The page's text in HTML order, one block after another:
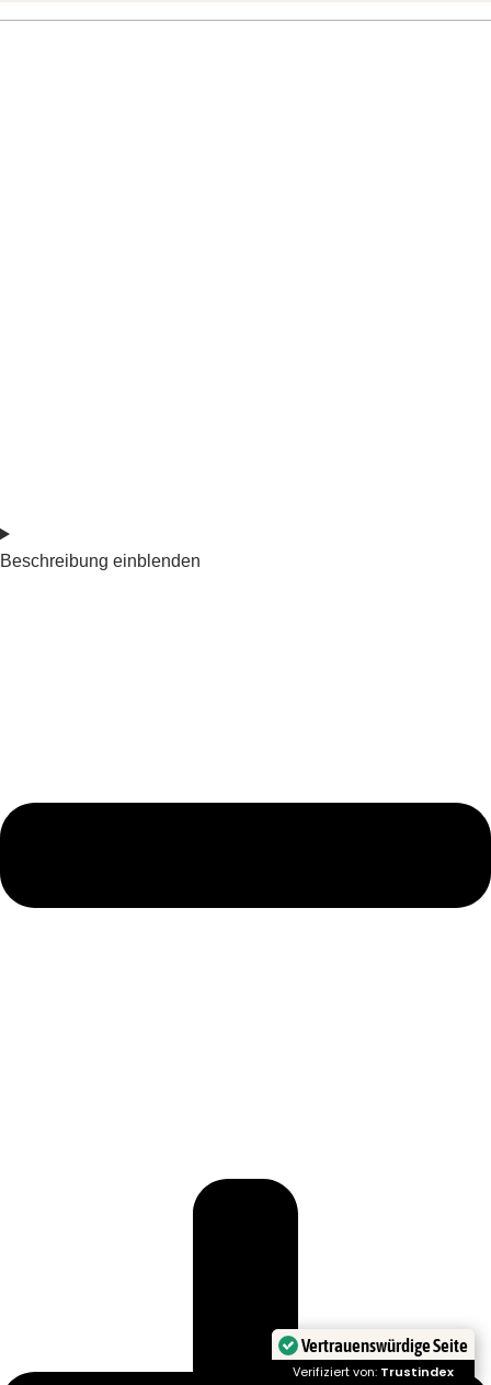
Beschreibung einblenden
Vertrauenswürdige Seite
Verifiziert von: Trustindex